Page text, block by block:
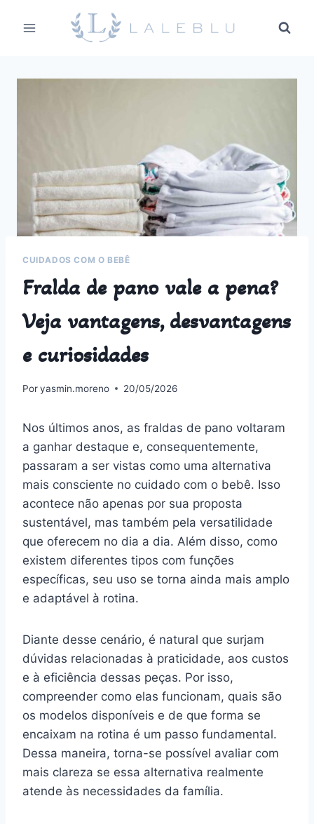
para
CUIDADOS COM O BEBÊ
Fralda de pano vale a pena?
Veja vantagens, desvantagens
e curiosidades
Poryasmin.moreno 20/05/2026
Nos últimos anos, as fraldas de pano voltaram
a ganhar destaque e, consequentemente,
passaram a ser vistas como uma alternativa
mais consciente no cuidado com o bebê. Isso
acontece não apenas por sua proposta
sustentável, mas também pela versatilidade
que oferecem no dia a dia. Além disso, como
existem diferentes tipos com funções
específicas, seu uso se torna ainda mais amplo
e adaptável à rotina.
Diante desse cenário, é natural que surjam
dúvidas relacionadas à praticidade, aos custos
e à eficiência dessas peças. Por isso,
compreender como elas funcionam, quais são
os modelos disponíveis e de que forma se
encaixam na rotina é um passo fundamental.
Dessa maneira, torna-se possível avaliar com
mais clareza se essa alternativa realmente
atende às necessidades da família.